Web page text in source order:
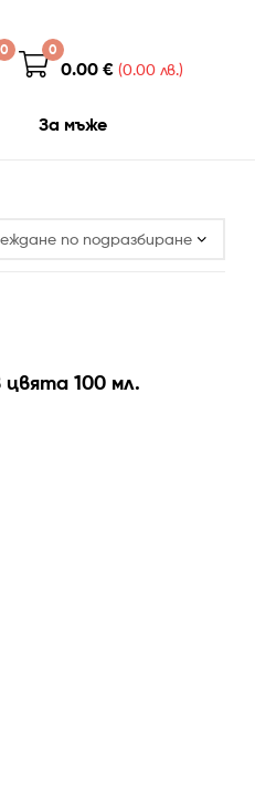
0 0
0.00 € (0.00 лв.)
За мъже
цвята 100 мл.